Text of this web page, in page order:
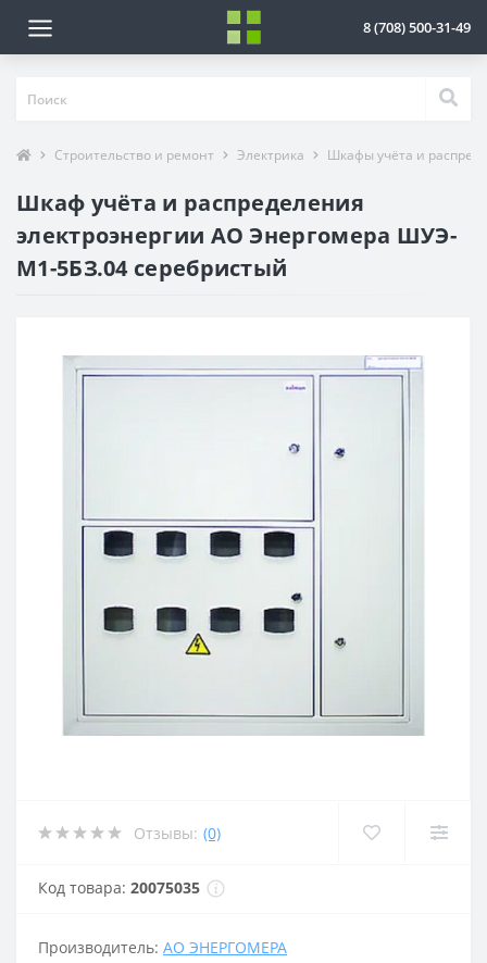
8 (708) 500-31-49
Строительство и ремонт Электрика Шкафы учёта и
Шкаф учёта и распределения
электроэнергии АО Энергомера ШУЭ-
М1-5БЗ.04 серебристый
Отзывы: (0)
Код товара: 20075035
Производитель: АО ЭНЕРГОМЕРА